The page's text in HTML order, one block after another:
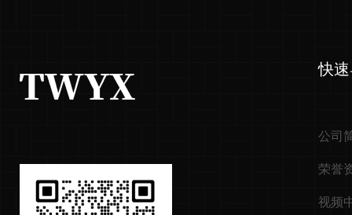
快
公司
荣誉
视频